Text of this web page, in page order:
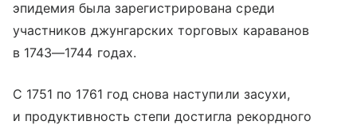
эпидемия была зарегистрирована среди
участников джунгарских торговых караванов
в 1743—1744 годах.
С 1751 по 1761 год снова наступили засухи,
и продуктивность степи достигла рекордного